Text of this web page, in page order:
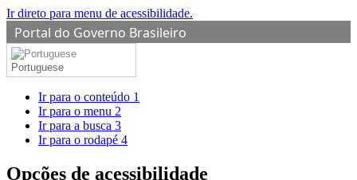
Ir direto para menu de acessibilidade.
Portal do Governo Brasileiro
Portuguese
Ir para o conteúdo 1
Ir para o menu 2
Ir para a busca 3
Ir para o rodapé 4
Opções de acessibilidade